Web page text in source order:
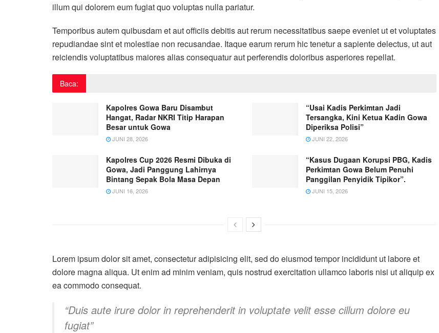
illum qui dolorem eum fugiat quo voluptas nulla pariatur.
Temporibus autem quibusdam et aut officiis debitis aut rerum necessitatibus saepe eveniet ut et voluptates
repudiandae sint et molestiae non recusandae. Itaque earum rerum hic tenetur a sapiente delectus, ut aut
reiciendis voluptatibus maiores alias consequatur aut perferendis doloribus asperiores repellat.
Baca:
Kapolres Gowa Baru Disambut
Hangat, Radar NKRI Titip Harapan
Besar untuk Gowa
JUNI 28, 2026
“Usai Kadis Perkimtan Jadi
Tersangka, Kini Ketua Kadin Gowa
Diperiksa Polisi”
JUNI 22, 2026
Kapolres Cup 2026 Resmi Dibuka di
Gowa, Jadi Panggung Lahirnya
Bintang Sepak Bola Masa Depan
JUNI 16, 2026
“Kasus Dugaan Korupsi PBG, Kadis
Perkimtan Gowa Belum Penuhi
Panggilan Penyidik Tipikor”.
JUNI 15, 2026
Lorem ipsum dolor sit amet, consectetur adipisicing elit, sed do eiusmod tempor incididunt ut labore et
dolore magna aliqua. Ut enim ad minim veniam, quis nostrud exercitation ullamco laboris nisi ut aliquip ex
ea commodo consequat.
“Duis aute irure dolor in reprehenderit in voluptate velit esse cillum dolore eu
fugiat”